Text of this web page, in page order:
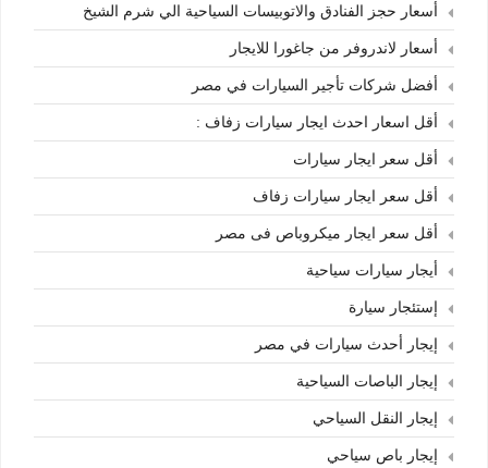
أسعار حجز الفنادق والاتوبيسات السياحية الي شرم الشيخ
أسعار لاندروفر من جاغورا للايجار
أفضل شركات تأجير السيارات في مصر
أقل اسعار احدث ايجار سيارات زفاف :
أقل سعر ايجار سيارات
أقل سعر ايجار سيارات زفاف
أقل سعر ايجار ميكروباص فى مصر
أيجار سيارات سياحية
إستئجار سيارة
إيجار أحدث سيارات في مصر
إيجار الباصات السياحية
إيجار النقل السياحي
إيجار باص سياحي